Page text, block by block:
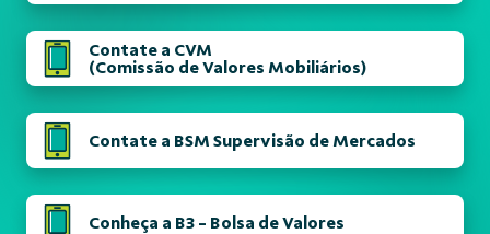
Contate a CVM
(Comissão de Valores Mobiliários)
Contate a BSM Supervisão de Mercados
Conheça a B3 - Bolsa de Valores